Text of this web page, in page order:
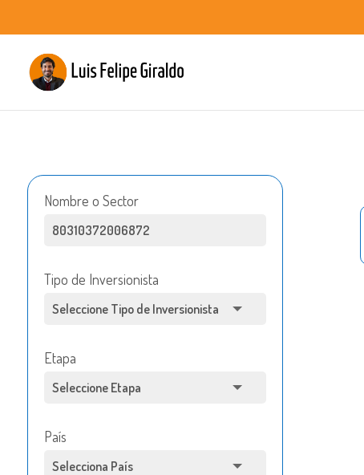
Nombre o Sector
Tipo de Inversionista
Etapa
País